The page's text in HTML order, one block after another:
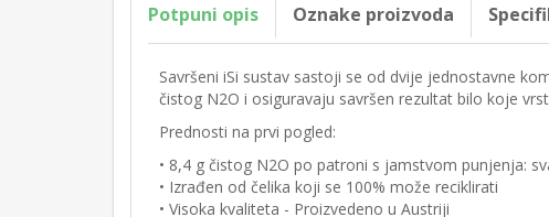
Potpuni opis Oznake proizvoda
Savršeni iSi sustav sastoji se od dvije jednostavne
čistog N2O i osiguravaju savršen rezultat bilo koje
Prednosti na prvi pogled:
• 8,4 g čistog N2O po patroni s jamstvom punjenja:
• Izrađen od čelika koji se 100% može reciklirati
• Visoka kvaliteta - Proizvedeno u Austriji